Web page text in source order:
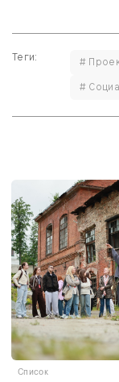
Теги:
#
#
Список